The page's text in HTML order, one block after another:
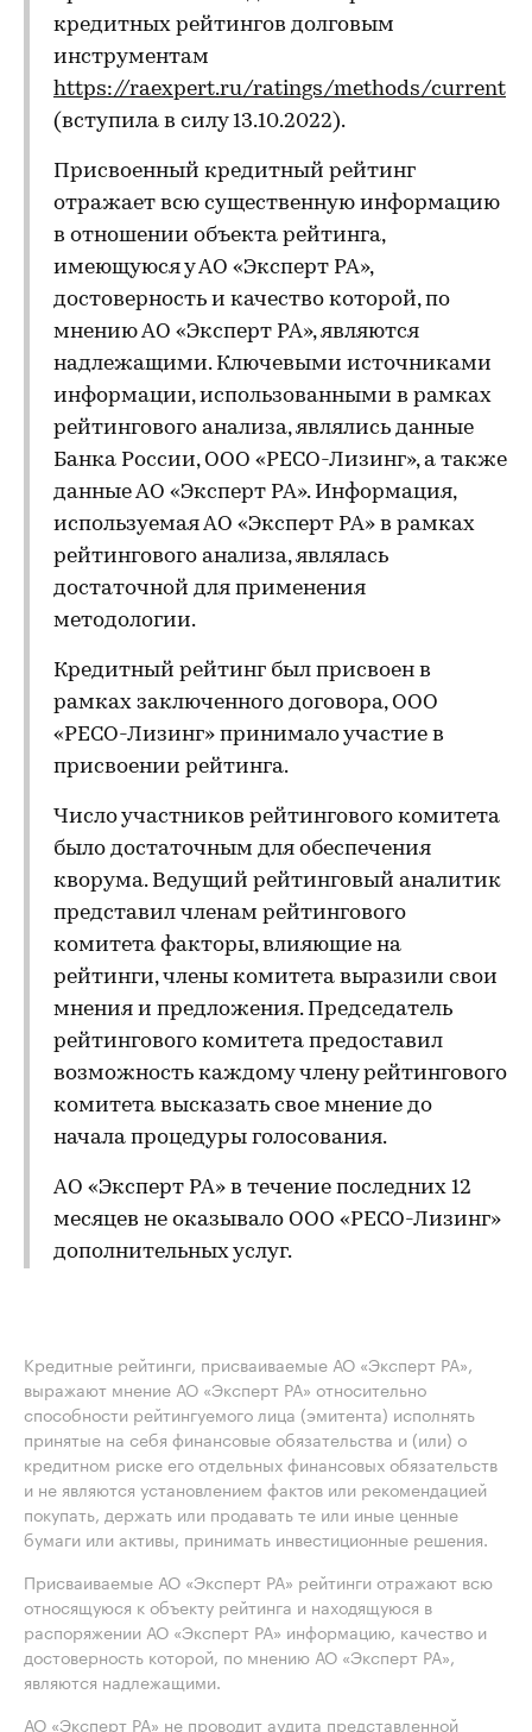
кредитных рейтингов долговым
инструментам
https://raexpert.ru/ratings/methods/current
(вступила в силу 13.10.2022).
Присвоенный кредитный рейтинг
отражает всю существенную информацию
в отношении объекта рейтинга,
имеющуюся у АО «Эксперт РА»,
достоверность и качество которой, по
мнению АО «Эксперт РА», являются
надлежащими. Ключевыми источниками
информации, использованными в рамках
рейтингового анализа, являлись данные
Банка России, ООО «РЕСО-Лизинг», а также
данные АО «Эксперт РА». Информация,
используемая АО «Эксперт РА» в рамках
рейтингового анализа, являлась
достаточной для применения
методологии.
Кредитный рейтинг был присвоен в
рамках заключенного договора, ООО
«РЕСО-Лизинг» принимало участие в
присвоении рейтинга.
Число участников рейтингового комитета
было достаточным для обеспечения
кворума. Ведущий рейтинговый аналитик
представил членам рейтингового
комитета факторы, влияющие на
рейтинги, члены комитета выразили свои
мнения и предложения. Председатель
рейтингового комитета предоставил
возможность каждому члену рейтингового
комитета высказать свое мнение до
начала процедуры голосования.
АО «Эксперт РА» в течение последних 12
месяцев не оказывало ООО «РЕСО-Лизинг»
дополнительных услуг.
Кредитные рейтинги, присваиваемые АО «Эксперт РА»,
выражают мнение АО «Эксперт РА» относительно
способности рейтингуемого лица (эмитента) исполнять
принятые на себя финансовые обязательства и (или) о
кредитном риске его отдельных финансовых обязательств
и не являются установлением фактов или рекомендацией
покупать, держать или продавать те или иные ценные
бумаги или активы, принимать инвестиционные решения.
Присваиваемые АО «Эксперт РА» рейтинги отражают всю
относящуюся к объекту рейтинга и находящуюся в
распоряжении АО «Эксперт РА» информацию, качество и
достоверность которой, по мнению АО «Эксперт РА»,
являются надлежащими.
АО «Эксперт РА» не проводит аудита представленной